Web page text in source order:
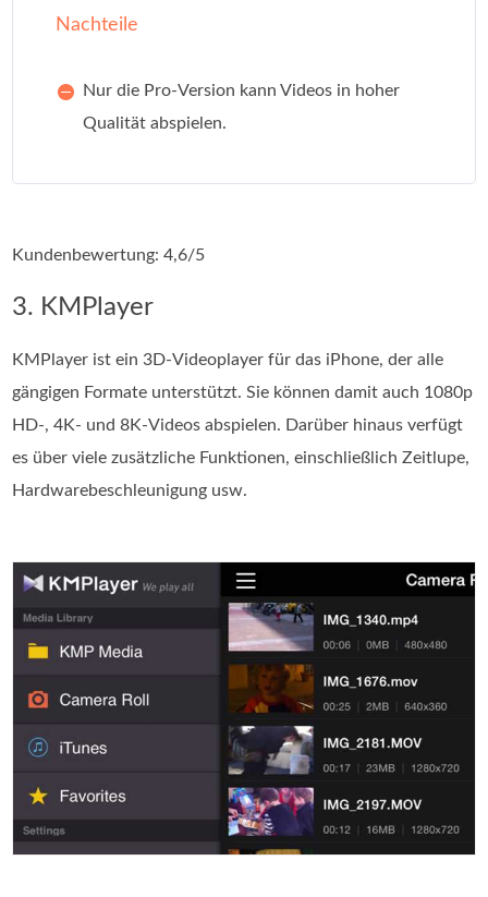
Nachteile
Nur die Pro-Version kann Videos in hoher
Qualität abspielen.
Kundenbewertung: 4,6/5
3. KMPlayer
KMPlayer ist ein 3D-Videoplayer für das iPhone, der alle
gängigen Formate unterstützt. Sie können damit auch 1080p
HD-, 4K- und 8K-Videos abspielen. Darüber hinaus verfügt
es über viele zusätzliche Funktionen, einschließlich Zeitlupe,
Hardwarebeschleunigung usw.